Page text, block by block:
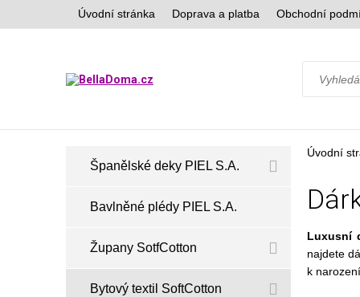
Úvodní stránka Doprava a platba Obchodní
Úvodní
Luxusní
najdete
k
Španělské deky PIEL S.A.
Bavlněné plédy PIEL S.A.
Župany SotfCotton
Bytový textil SoftCotton